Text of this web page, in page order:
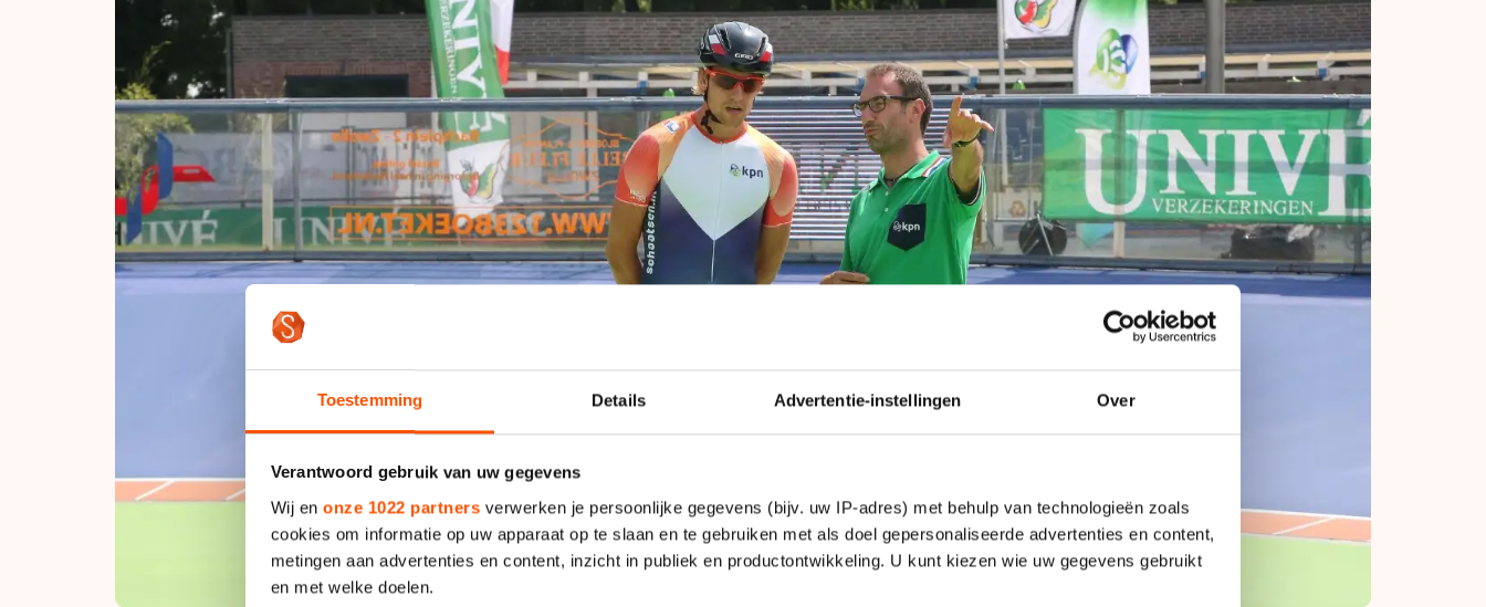
Toestemming Details Advertentie-instellingen Over
Verantwoord gebruik van uw gegevens
Wij en onze 1022 partners verwerken je persoonlijke gegevens (bijv. uw IP-adres) met behulp van technologieën zoals
cookies om informatie op uw apparaat op te slaan en te gebruiken met als doel gepersonaliseerde advertenties en content,
metingen aan advertenties en content, inzicht in publiek en productontwikkeling. U kunt kiezen wie uw gegevens gebruikt
en met welke doelen.